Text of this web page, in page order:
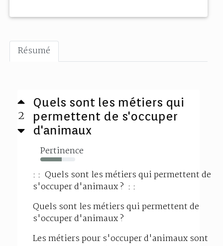
Résumé
2
Quels sont les métiers qui
permettent de s'occuper
d'animaux
Pertinence
61%
: : Quels sont les métiers qui permettent de
s'occuper d'animaux ? : :
Quels sont les métiers qui permettent de
s'occuper d'animaux ?
Les métiers pour s'occuper d'animaux sont